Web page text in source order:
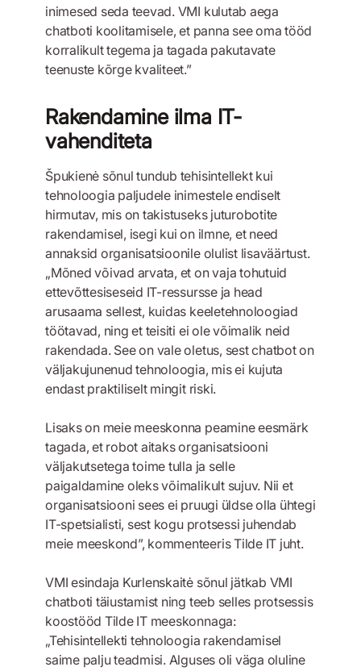
inimesed seda teevad. VMI kulutab aega
chatboti koolitamisele, et panna see oma tööd
korralikult tegema ja tagada pakutavate
teenuste kõrge kvaliteet.”
Rakendamine ilma IT-
vahenditeta
Špukienė sõnul tundub tehisintellekt kui
tehnoloogia paljudele inimestele endiselt
hirmutav, mis on takistuseks juturobotite
rakendamisel, isegi kui on ilmne, et need
annaksid organisatsioonile olulist lisaväärtust.
„Mõned võivad arvata, et on vaja tohutuid
ettevõttesiseseid IT-ressursse ja head
arusaama sellest, kuidas keeletehnoloogiad
töötavad, ning et teisiti ei ole võimalik neid
rakendada. See on vale oletus, sest chatbot on
väljakujunenud tehnoloogia, mis ei kujuta
endast praktiliselt mingit riski.
Lisaks on meie meeskonna peamine eesmärk
tagada, et robot aitaks organisatsiooni
väljakutsetega toime tulla ja selle
paigaldamine oleks võimalikult sujuv. Nii et
organisatsiooni sees ei pruugi üldse olla ühtegi
IT-spetsialisti, sest kogu protsessi juhendab
meie meeskond”, kommenteeris Tilde IT juht.
VMI esindaja Kurlenskaitė sõnul jätkab VMI
chatboti täiustamist ning teeb selles protsessis
koostööd Tilde IT meeskonnaga:
„Tehisintellekti tehnoloogia rakendamisel
saime palju teadmisi. Alguses oli väga oluline